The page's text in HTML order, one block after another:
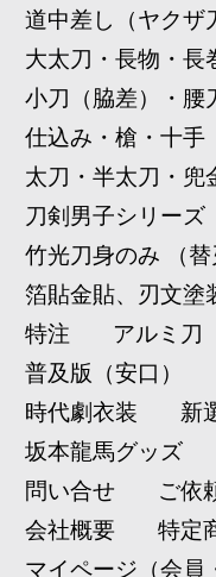
道中差し（ヤクザ
大太刀・長物・長
小刀（脇差）・腰
仕込み・槍・十手
太刀・半太刀・兜
刀剣男子シリーズ
竹光刀身のみ （替
箔貼金貼、刃文塗
特注
アルミ刀
普及版（安口）
時代劇衣装
新
坂本龍馬グッズ
問い合せ
ご依
会社概要
特定
マイページ（会員